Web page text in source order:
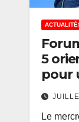
5
pour
Le